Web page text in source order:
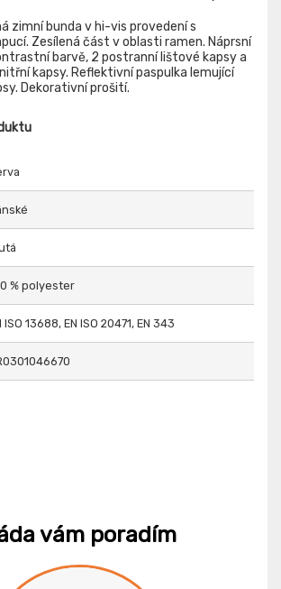
zimní bunda v hi-vis provedení s
Zesílená část v oblasti ramen. Náprsní
barvě, 2 postranní lištové kapsy a
kapsy. Reflektivní paspulka lemující
Dekorativní prošití.
% polyester
ISO 13688, EN ISO 20471, EN 343
vám poradím